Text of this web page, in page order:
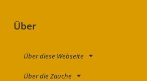
Über
Über diese Webseite
Über die Zauche